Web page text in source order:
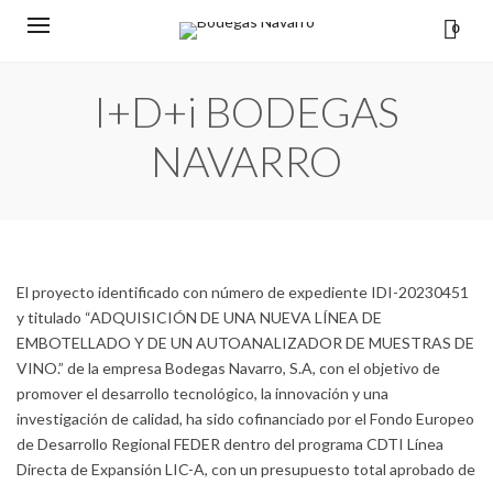
0
I+D+i BODEGAS
NAVARRO
El proyecto identificado con número de expediente IDI-20230451
y titulado “ADQUISICIÓN DE UNA NUEVA LÍNEA DE
EMBOTELLADO Y DE UN AUTOANALIZADOR DE MUESTRAS DE
VINO.” de la empresa Bodegas Navarro, S.A, con el objetivo de
promover el desarrollo tecnológico, la innovación y una
investigación de calidad, ha sido cofinanciado por el Fondo Europeo
de Desarrollo Regional FEDER dentro del programa CDTI Línea
Directa de Expansión LIC-A, con un presupuesto total aprobado de